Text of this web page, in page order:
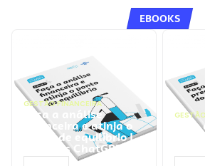
EBOOKS
GESTÃO FINANCEIRA
Faça a análise
financeira e atinja o
ponto de equilíbrio |
Prompts ChatGPT
seu